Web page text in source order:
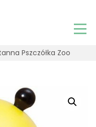
Pszczółka Zoo